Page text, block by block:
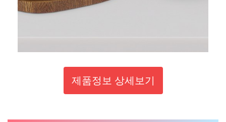
제품정보 상세보기